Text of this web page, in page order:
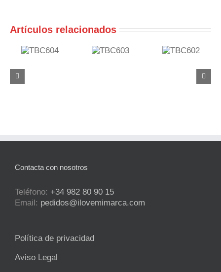
Artículos relacionados
TBC637
Contacta con nosotros
Teléfono: +34 982 80 90 15
Email: pedidos@ilovemimarca.com
Política de privacidad
Aviso Legal